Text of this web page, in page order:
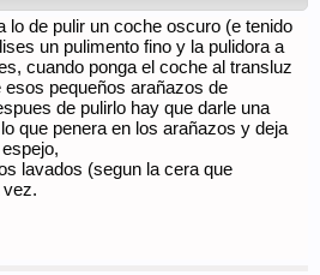
lo de pulir un coche oscuro (e tenido
un pulimento fino y la pulidora a
cuando ponga el coche al transluz
pequeños arañazos de
de pulirlo hay que darle una
que penera en los arañazos y deja
lavados (segun la cera que
vez.